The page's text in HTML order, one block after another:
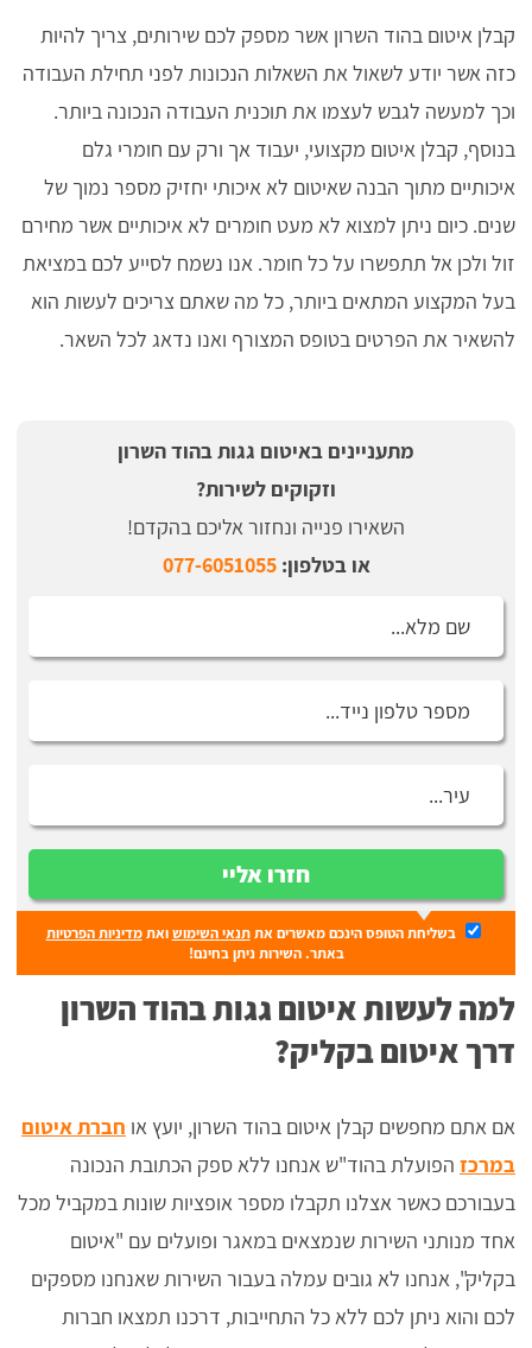
קבלן איטום בהוד השרון אשר מספק לכם שירותים, צריך להיות
כזה אשר יודע לשאול את השאלות הנכונות לפני תחילת העבודה
וכך למעשה לגבש לעצמו את תוכנית העבודה הנכונה ביותר.
בנוסף, קבלן איטום מקצועי, יעבוד אך ורק עם חומרי גלם
איכותיים מתוך הבנה שאיטום לא איכותי יחזיק מספר נמוך של
שנים. כיום ניתן למצוא לא מעט חומרים לא איכותיים אשר מחירם
זול ולכן אל תתפשרו על כל חומר. אנו נשמח לסייע לכם במציאת
בעל המקצוע המתאים ביותר, כל מה שאתם צריכים לעשות הוא
להשאיר את הפרטים בטופס המצורף ואנו נדאג לכל השאר.
מתעניינים באיטום גגות בהוד השרון
וזקוקים לשירות?
השאירו פנייה ונחזור אליכם בהקדם!
או בטלפון:077-6051055
חזרו אליי
בשליחת הטופס הינכם מאשרים אתתנאי השימושואתמדיניות הפרטיות
באתר. השירות ניתן בחינם!
למה לעשות איטום גגות בהוד השרון
דרך איטום בקליק?
אם אתם מחפשים קבלן איטום בהוד השרון, יועץ או חברת איטום
במרכז הפועלת בהוד"ש אנחנו ללא ספק הכתובת הנכונה
בעבורכם כאשר אצלנו תקבלו מספר אופציות שונות במקביל מכל
אחד מנותני השירות שנמצאים במאגר ופועלים עם "איטום
בקליק", אנחנו לא גובים עמלה בעבור השירות שאנחנו מספקים
לכם והוא ניתן לכם ללא כל התחייבות, דרכנו תמצאו חברות